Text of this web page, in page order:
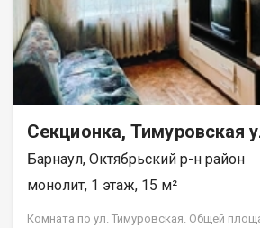
Секционка, Тимуровская
Барнаул, Октябрьский р-н район
монолит, 1 этаж, 15 м²
Комната по ул. Тимуровская. Общей